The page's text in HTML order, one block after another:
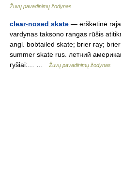
Žuvų pavadinimų žodynas
clear-nosed skate — eršketinė
vardynas taksono rangas rūšis
angl. bobtailed skate; brier ray;
summer skate rus. летний
ryšiai:… …
Žuvų pavadinimų žodynas